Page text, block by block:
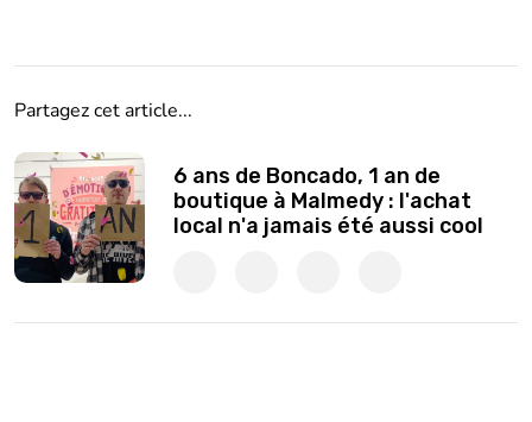
Partagez cet article...
6 ans de Boncado, 1 an de
boutique à Malmedy : l'achat
local n'a jamais été aussi cool